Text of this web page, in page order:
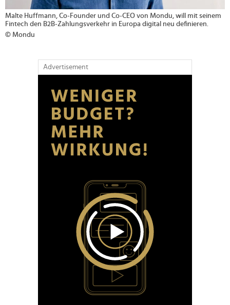
Malte Huffmann, Co-Founder und Co-CEO von Mondu, will mit seinem
Fintech den B2B-Zahlungsverkehr in Europa digital neu definieren.
© Mondu
Advertisement